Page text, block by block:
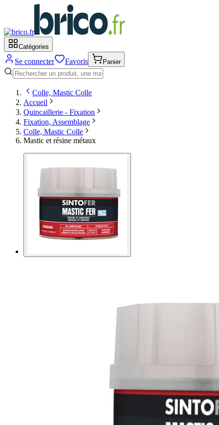
Catégories
Se connecter Favoris Panier
Colle, Mastic Colle
Accueil
Quincaillerie - Fixation
Fixation, Assemblage
Colle, Mastic Colle
Mastic et résine métaux